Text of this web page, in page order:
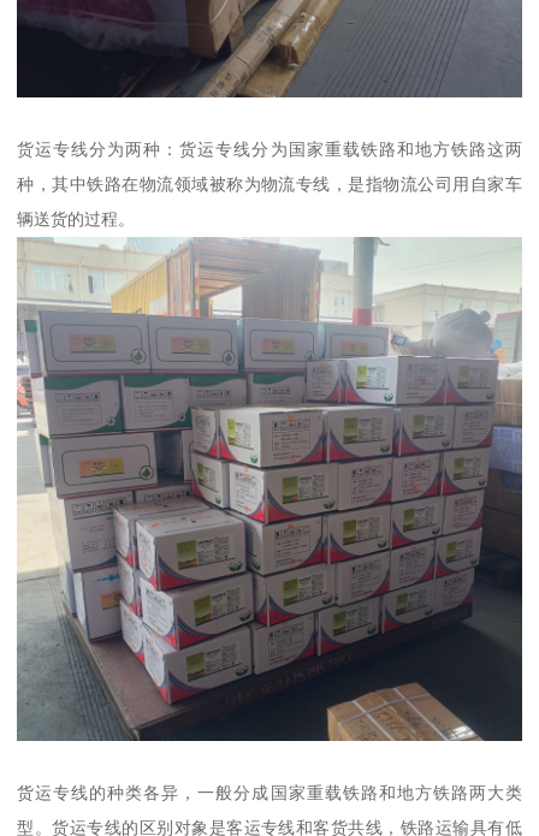
货运专线分为两种：货运专线分为国家重载铁路和地方铁路这两
种，其中铁路在物流领域被称为物流专线，是指物流公司用自家车
辆送货的过程。
货运专线的种类各异，一般分成国家重载铁路和地方铁路两大类
型。货运专线的区别对象是客运专线和客货共线，铁路运输具有低